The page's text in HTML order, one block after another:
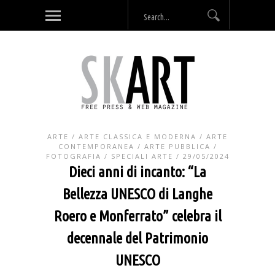
ARTE / ARTE CLASSICA E MODERNA / ARTE
CONTEMPORANEA / ARTE PUBBLICA /
FOTOGRAFIA / SPECIALI ARTE / 29/05/2024
Dieci anni di incanto: “La
Bellezza UNESCO di Langhe
Roero e Monferrato” celebra il
decennale del Patrimonio
UNESCO